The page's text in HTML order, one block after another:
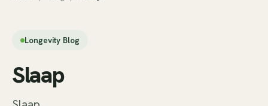
Longevity Blog
Slaap